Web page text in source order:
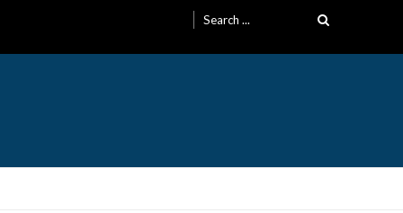
for: